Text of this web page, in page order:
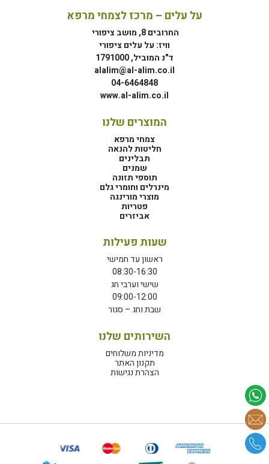
על עלים – מרכז לצמחי מרפא
החרובים 8, מושב ציפורי
וויז: על עלים ציפורי
ד"נ המוביל, 1791000
alalim@al-alim.co.il
04-6464848
www.al-alim.co.il
המוצרים שלנו
צמחי מרפא
חליטות להנאה
תבלינים
שמנים
תוספי תזונה
מינרלים וחומרי גלם
מוצרי מורינגה
פטריות
אביזרים
שעות פעילות
ראשון עד חמישי
08:30-16:30
שישי וערבי חג
09:00-12:00
שבת וחג – סגור
השירותים שלנו
מדיניות משלוחים
תקנון האתר
הצהרת נגישות